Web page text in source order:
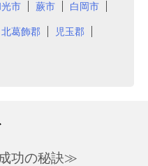
市 蕨市 白岡市
北葛飾郡 児玉郡
功の秘訣≫